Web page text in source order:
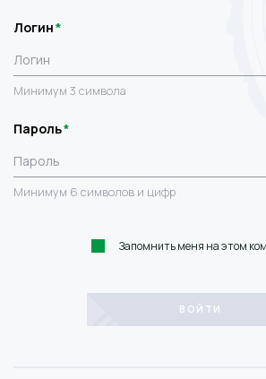
Логин
Минимум 3 символа
Пароль
Минимум 6 символов и цифр
Запомнить меня на этом